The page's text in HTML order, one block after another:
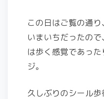
この日はご覧の通
いまいちだったの
は歩く感覚であっ
ジ。
久しぶりのシール歩